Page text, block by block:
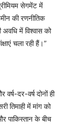
सेगमेंट में
की रणनीतिक
में विश्वास को
चला रही हैं।”
वर्ष-दर-वर्ष दोनों ही
तिमाही में मांग को
पाकिस्तान के बीच